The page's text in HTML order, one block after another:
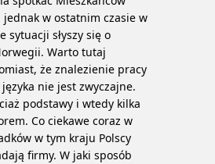
jednak w ostatnim czasie w
sytuacji słyszy się o
Warto tutaj
że znalezienie pracy
nie jest zwyczajne.
podstawy i wtedy kilka
Co ciekawe coraz w
w tym kraju Polscy
firmy. W jaki sposób